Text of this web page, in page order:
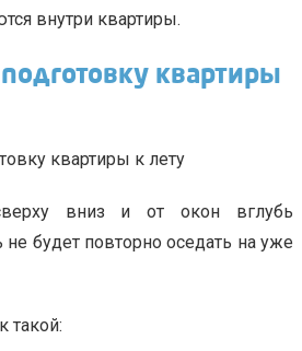
внутри квартиры.
квартиры
вниз и от окон вглубь
будет повторно оседать на уже
такой: